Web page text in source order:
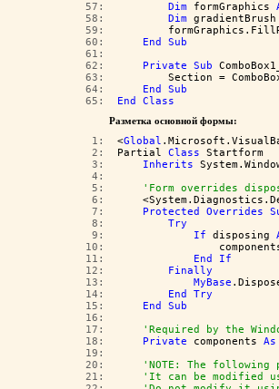
  57:
Dim formGraphics
  58:
Dim gradientBrush
  59:
  60:
End
Sub
  61:
  62:
Private Sub
  63:
Section =
  64:
End
Sub
  65:
End Class
Разметка основной формы:
   1:
<Global
   2:
Partial Class Startform
   3:
Inherits
   4:
   5:
'Form overrides
   6:
   7:
Protected Overrides
   8:
Try
   9:
If disposing
  10:
  11:
End
If
  12:
Finally
  13:
MyBase
  14:
End
Try
  15:
End
Sub
  16:
  17:
'Required by the
  18:
Private components As
  19:
  20:
'NOTE: The following
  21:
'It can be modified